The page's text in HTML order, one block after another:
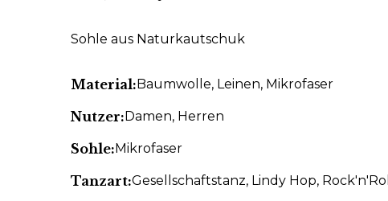
Sohle aus Naturkautschuk
Material:Baumwolle, Leinen, Mikrofaser
Nutzer:Damen, Herren
Sohle:Mikrofaser
Tanzart:Gesellschaftstanz, Lindy Hop, Rock'n'Roll